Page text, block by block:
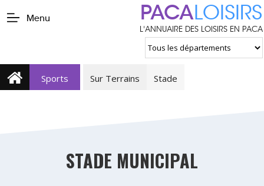
Menu PACALOISIRS
L'ANNUAIRE DES LOISIRS EN PACA
Sports Sur Terrains Stade
STADE MUNICIPAL